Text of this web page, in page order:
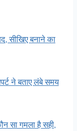
सीखिए बनाने का
ने बताए लंबे समय
सा गमला है सही,